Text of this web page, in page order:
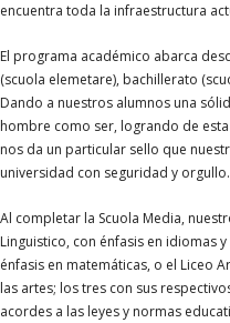
encuentra toda la infraestructura
El programa académico abarca
(scuola elemetare), bachillerato
Dando a nuestros alumnos una
hombre como ser, logrando de
nos da un particular sello que
universidad con seguridad y orgullo.
Al completar la Scuola Media,
Linguistico, con énfasis en idiomas
énfasis en matemáticas, o el Liceo
las artes; los tres con sus
acordes a las leyes y normas